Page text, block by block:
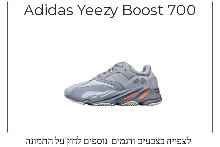
Adidas Yeezy Boost 700
לצפייה בצבעים ודגמים נוספים לחץ על התמונה